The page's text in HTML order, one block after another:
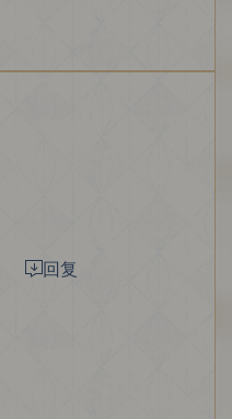
回复